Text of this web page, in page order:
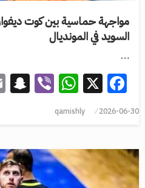
مواجهة حماسية بين كوت
السويد في المونديال
…
Facebook
X
2026-06-30
qamishly